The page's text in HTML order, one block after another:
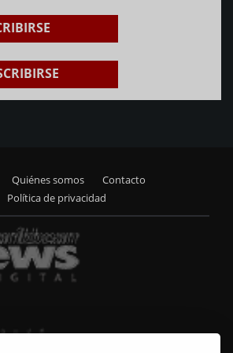
Quiénes somos
Contacto
Política de privacidad